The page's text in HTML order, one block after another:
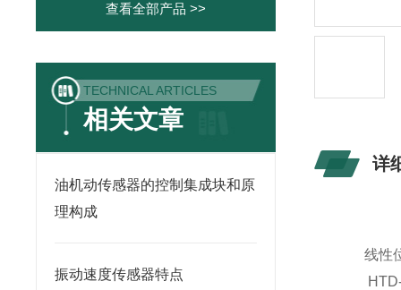
查看全部产品 >>
TECHNICAL ARTICLES
相关文章
油机动传感器的控制集成块和原
理构成
振动速度传感器特点
详
线性